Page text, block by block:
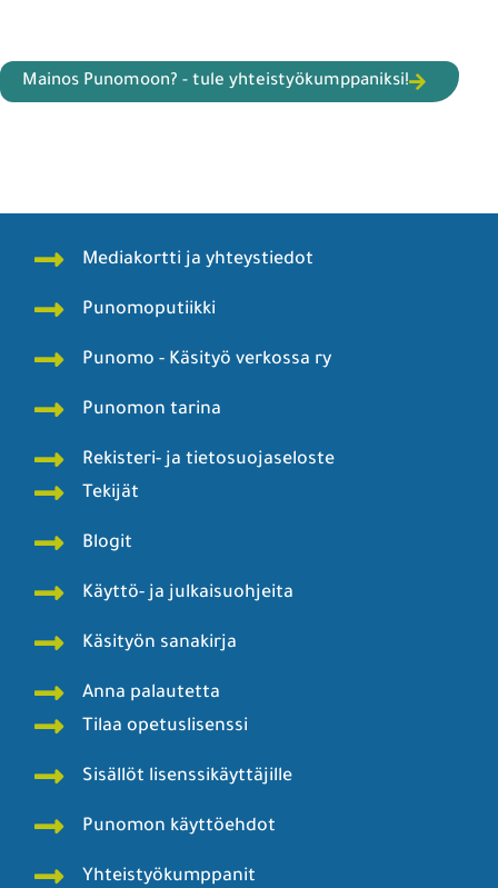
Mainos Punomoon? - tule yhteistyökumppaniksi!
Mediakortti ja yhteystiedot
Punomoputiikki
Punomo - Käsityö verkossa ry
Punomon tarina
Rekisteri- ja tietosuojaseloste
Tekijät
Blogit
Käyttö- ja julkaisuohjeita
Käsityön sanakirja
Anna palautetta
Tilaa opetuslisenssi
Sisällöt lisenssikäyttäjille
Punomon käyttöehdot
Yhteistyökumppanit